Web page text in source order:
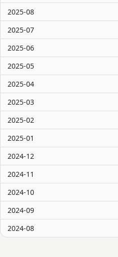
2025-08
2025-07
2025-06
2025-05
2025-04
2025-03
2025-02
2025-01
2024-12
2024-11
2024-10
2024-09
2024-08